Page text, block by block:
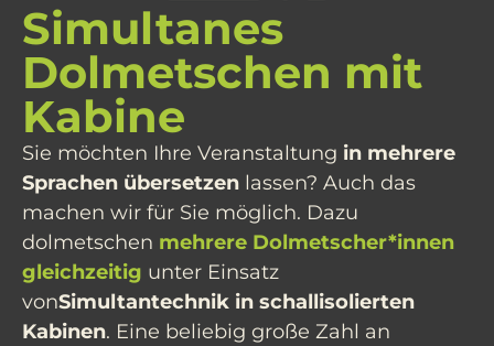
Simultanes
Dolmetschen mit
Kabine
Sie möchten Ihre Veranstaltung in mehrere
Sprachen übersetzen lassen? Auch das
machen wir für Sie möglich. Dazu
dolmetschen mehrere Dolmetscher*innen
gleichzeitig unter Einsatz
vonSimultantechnik in schallisolierten
Kabinen. Eine beliebig große Zahl an